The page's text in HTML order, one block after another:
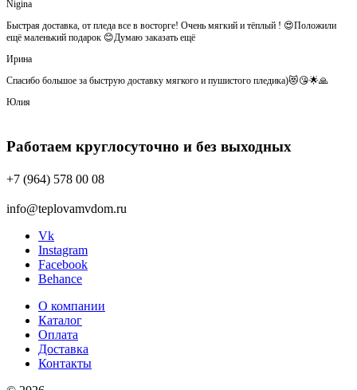
Nigina
Быстрая доставка, от пледа все в восторге! Очень мягкий и тёплый ! 😍Положили
ещё маленький подарок 😊Думаю заказать ещё
Ирина
Спасибо большое за быструю доставку мягкого и пушистого пледика)😻😘🌟🙏
Юлия
Работаем круглосуточно и без выходных
+7 (964) 578 00 08
info@teplovamvdom.ru
Vk
Instagram
Facebook
Behance
О компании
Каталог
Оплата
Доставка
Контакты